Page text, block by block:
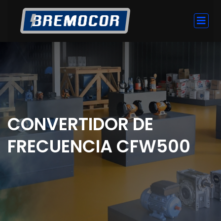
CONVERTIDOR DE
FRECUENCIA CFW500